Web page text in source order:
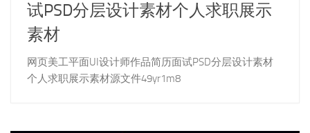
试PSD分层设计素材个人求职展示
素材
网页美工平面UI设计师作品简历面试PSD分层设计素材
个人求职展示素材源文件49yr1m8